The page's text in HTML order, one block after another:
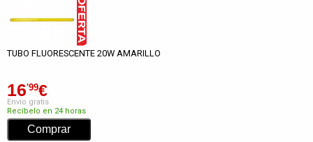
TUBO FLUORESCENTE 20W AMARILLO
16'99€
Envío gratis
Recíbelo en 24 horas